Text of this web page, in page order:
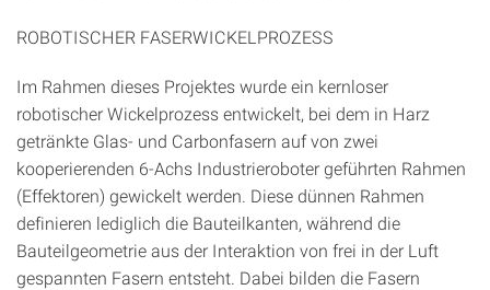
ROBOTISCHER FASERWICKELPROZESS
Im Rahmen dieses Projektes wurde ein kernloser
robotischer Wickelprozess entwickelt, bei dem in Harz
getränkte Glas- und Carbonfasern auf von zwei
kooperierenden 6-Achs Industrieroboter geführten Rahmen
(Effektoren) gewickelt werden. Diese dünnen Rahmen
definieren lediglich die Bauteilkanten, während die
Bauteilgeometrie aus der Interaktion von frei in der Luft
gespannten Fasern entsteht. Dabei bilden die Fasern